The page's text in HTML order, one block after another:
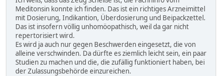
Meditonsin konnte ich finden. Das ist ein richtiges Arzneimittel
mit Dosierung, Indikantion, Überdosierung und Beipackzettel.
Das ist insofern völlig unhomöopathisch, weil da gar nicht
repertorisiert wird.
Es wird ja auch nur gegen Beschwerden eingesetzt, die von
alleine verschwinden. Da dürfte es ziemlich leicht sein, ein paar
Studien zu machen und die, die zufällig funktioniert haben, bei
der Zulassungsbehörde einzureichen.